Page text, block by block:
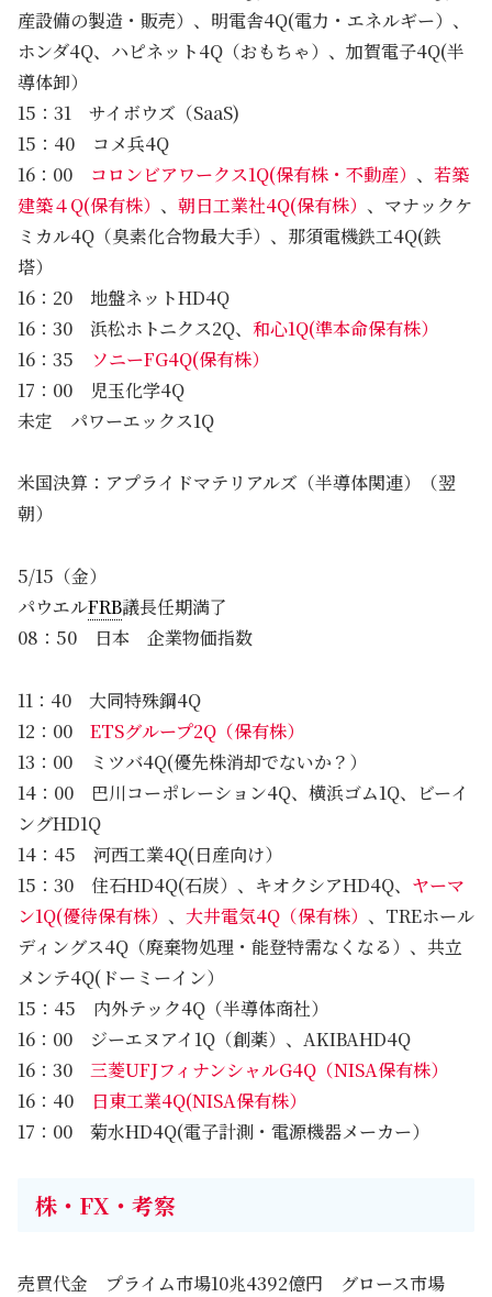
産設備の製造・販売）、明電舎4Q(電力・エネルギー）、
ホンダ4Q、ハピネット4Q（おもちゃ）、加賀電子4Q(半
導体卸）
15：31 サイボウズ（SaaS)
15：40 コメ兵4Q
16：00 コロンビアワークス1Q(保有株・不動産） 、 若築
建築４Q(保有株） 、 朝日工業社4Q(保有株） 、マナックケ
ミカル4Q（臭素化合物最大手）、那須電機鉄工4Q(鉄
塔）
16：20 地盤ネットHD4Q
16：30 浜松ホトニクス2Q、 和心1Q(準本命保有株）
16：35 ソニーFG4Q(保有株）
17：00 児玉化学4Q
未定 パワーエックス1Q
米国決算：アプライドマテリアルズ（半導体関連）（翌
朝）
5/15（金）
パウエルFRB議長任期満了
08：50 日本 企業物価指数
11：40 大同特殊鋼4Q
12：00 ETSグループ2Q（保有株）
13：00 ミツバ4Q(優先株消却でないか？）
14：00 巴川コーポレーション4Q、横浜ゴム1Q、ビーイ
ングHD1Q
14：45 河西工業4Q(日産向け）
15：30 住石HD4Q(石炭）、キオクシアHD4Q、 ヤーマ
ン1Q(優待保有株） 、 大井電気4Q（保有株） 、TREホール
ディングス4Q（廃棄物処理・能登特需なくなる）、共立
メンテ4Q(ドーミーイン）
15：45 内外テック4Q（半導体商社）
16：00 ジーエヌアイ1Q（創薬）、AKIBAHD4Q
16：30 三菱UFJフィナンシャルG4Q（NISA保有株）
16：40
日東工業4Q(NISA保有株）
17：00 菊水HD4Q(電子計測・電源機器メーカー）
株・FX・考察
売買代金 プライム市場10兆4392億円 グロース市場